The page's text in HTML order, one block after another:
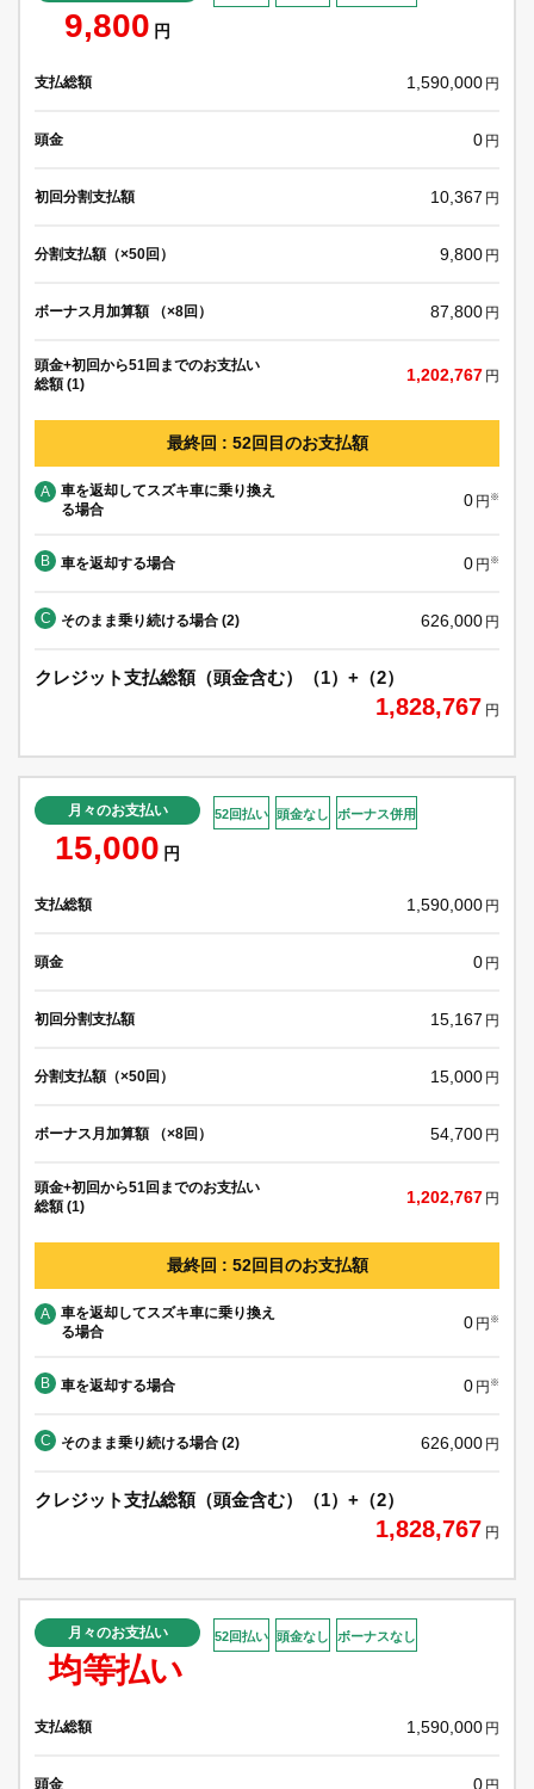
9,800 円
支払総額 1,590,000 円
頭金 0 円
初回分割支払額 10,367 円
分割支払額（×50回） 9,800 円
ボーナス月加算額 （×8回） 87,800 円
頭金+初回から51回までのお支払い
総額 (1)
1,202,767 円
最終回 : 52回目のお支払額
A
車を返却してスズキ車に乗り換え
る場合
0 円 ※
B 車を返却する場合 0 円 ※
C そのまま乗り続ける場合 (2) 626,000 円
クレジット支払総額（頭金含む）（1）+（2）
1,828,767 円
月々のお支払い
15,000 円
52回払い 頭金なし ボーナス併用
支払総額 1,590,000 円
頭金 0 円
初回分割支払額 15,167 円
分割支払額（×50回） 15,000 円
ボーナス月加算額 （×8回） 54,700 円
頭金+初回から51回までのお支払い
総額 (1)
1,202,767 円
最終回 : 52回目のお支払額
A
車を返却してスズキ車に乗り換え
る場合
0 円 ※
B 車を返却する場合 0 円 ※
C そのまま乗り続ける場合 (2) 626,000 円
クレジット支払総額（頭金含む）（1）+（2）
1,828,767 円
月々のお支払い
均等払い
52回払い 頭金なし ボーナスなし
支払総額 1,590,000 円
頭金 0 円